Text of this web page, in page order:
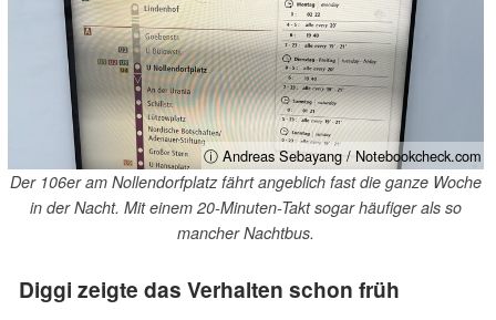
ⓘ Andreas Sebayang / Notebookcheck.com
Der 106er am Nollendorfplatz fährt angeblich fast die ganze Woche
in der Nacht. Mit einem 20-Minuten-Takt sogar häufiger als so
mancher Nachtbus.
Diggi zeigte das Verhalten schon früh